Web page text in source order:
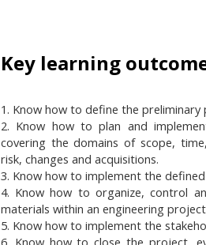
Key learning
1. Know how to define the
2. Know how to plan and
covering the domains of scope,
risk, changes and acquisitions.
3. Know how to implement the
4. Know how to organize, control
materials within an engineering
5. Know how to implement the